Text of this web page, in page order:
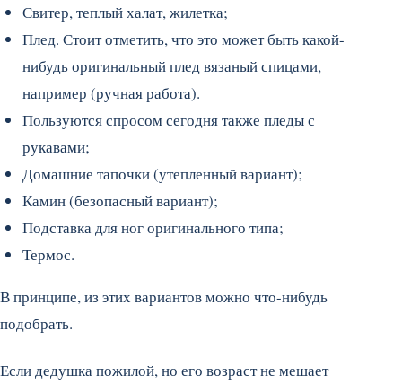
Свитер, теплый халат, жилетка;
Плед. Стоит отметить, что это может быть какой-
нибудь оригинальный плед вязаный спицами,
например (ручная работа).
Пользуются спросом сегодня также пледы с
рукавами;
Домашние тапочки (утепленный вариант);
Камин (безопасный вариант);
Подставка для ног оригинального типа;
Термос.
В принципе, из этих вариантов можно что-нибудь
подобрать.
Если дедушка пожилой, но его возраст не мешает